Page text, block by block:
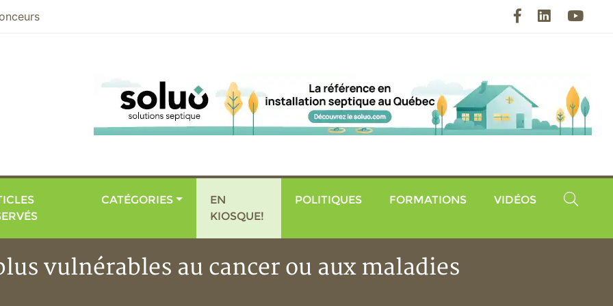
FacebookLinkedIn
CATÉGORIES
EN
KIOSQUE!
POLITIQUES FORMATIONS VIDÉOS
vulnérables au cancer ou aux maladies